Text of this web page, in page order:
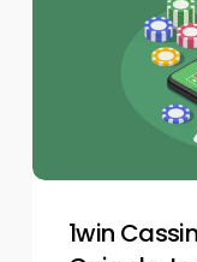
Jogos,
1win